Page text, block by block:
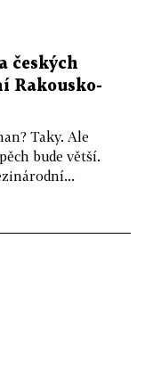
českých
Rakousko-
Taky. Ale
bude větší.